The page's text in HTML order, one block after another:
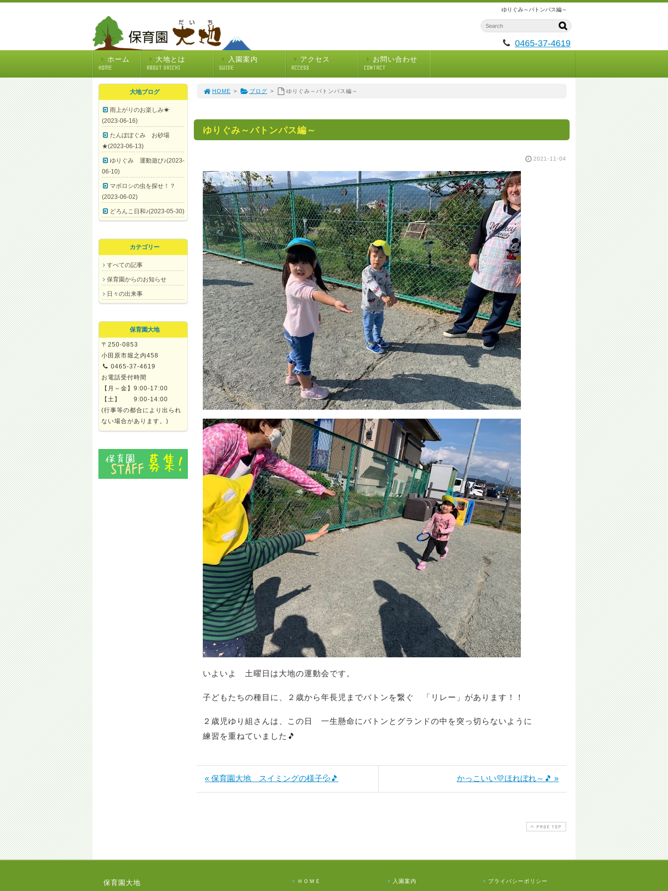
ゆりぐみ～バトンパス編～
0465-37-4619
ホーム
HOME
大地とは
ABOUT DAICHI
入園案内
GUIDE
アクセス
ACCESS
お問い合わせ
CONTACT
HOME > ブログ > ゆりぐみ～バトンパス編～
ゆりぐみ～バトンパス編～
2021-11-04
いよいよ 土曜日は大地の運動会です。
子どもたちの種目に、２歳から年長児までバトンを繋ぐ 「リレー」があります！！
２歳児ゆり組さんは、この日 一生懸命にバトンとグランドの中を突っ切らないように
練習を重ねていました🎵
« 保育園大地 スイミングの様子💦🎵 かっこいい💛ほれぼれ～🎵 »
PAGE TOP
大地ブログ
雨上がりのお楽しみ☀
(2023-06-16)
たんぽぽぐみ お砂場
★(2023-06-13)
ゆりぐみ 運動遊び♪(2023-
06-10)
マボロシの虫を探せ！？
(2023-06-02)
どろんこ日和♪(2023-05-30)
カテゴリー
すべての記事
保育園からのお知らせ
日々の出来事
保育園大地
〒250-0853
小田原市堀之内458
0465-37-4619
お電話受付時間
【月～金】9:00-17:00
【土】 9:00-14:00
(行事等の都合により出られ
ない場合があります。)
保育園大地 ＨＯＭＥ 入園案内 プライバシーポリシー